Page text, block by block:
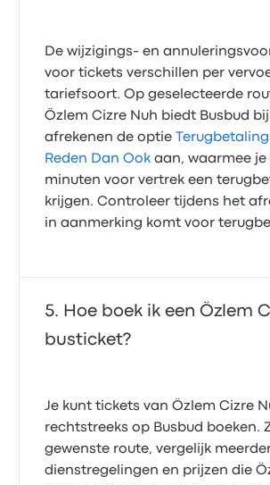
De wijzigings- en
voor tickets verschillen per
tariefsoort. Op geselecteerde
Özlem Cizre Nuh biedt Busbud
afrekenen de optie
Reden Dan Ook aan, waarmee
minuten voor vertrek een
krijgen. Controleer tijdens het
in aanmerking komt voor
Hoe boek ik een Özlem
busticket?
Je kunt tickets van Özlem Cizre
rechtstreeks op Busbud boeken.
gewenste route, vergelijk
dienstregelingen en prijzen die